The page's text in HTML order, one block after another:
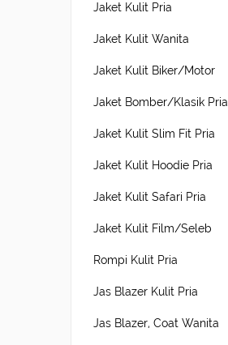
Jaket Kulit Pria
Jaket Kulit Wanita
Jaket Kulit Biker/Motor
Jaket Bomber/Klasik Pria
Jaket Kulit Slim Fit Pria
Jaket Kulit Hoodie Pria
Jaket Kulit Safari Pria
Jaket Kulit Film/Seleb
Rompi Kulit Pria
Jas Blazer Kulit Pria
Jas Blazer, Coat Wanita